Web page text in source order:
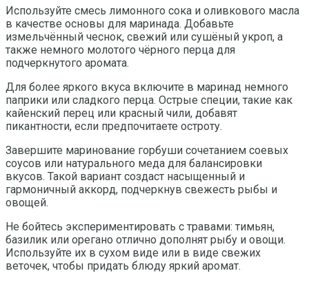
Используйте смесь лимонного сока и оливкового масла
в качестве основы для маринада. Добавьте
измельчённый чеснок, свежий или сушёный укроп, а
также немного молотого чёрного перца для
подчеркнутого аромата.
Для более яркого вкуса включите в маринад немного
паприки или сладкого перца. Острые специи, такие как
кайенский перец или красный чили, добавят
пикантности, если предпочитаете остроту.
Завершите маринование горбуши сочетанием соевых
соусов или натурального меда для балансировки
вкусов. Такой вариант создаст насыщенный и
гармоничный аккорд, подчеркнув свежесть рыбы и
овощей.
Не бойтесь экспериментировать с травами: тимьян,
базилик или орегано отлично дополнят рыбу и овощи.
Используйте их в сухом виде или в виде свежих
веточек, чтобы придать блюду яркий аромат.